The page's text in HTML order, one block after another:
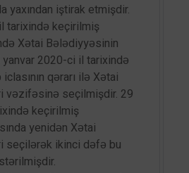
yaxından iştirak etmişdir.
tarixində keçirilmiş
Xətai Bələdiyyəsinin
2020-ci il tarixində
qərarı ilə Xətai
vəzifəsinə seçilmişdir. 29
keçirilmiş
yenidən Xətai
seçilərək ikinci dəfə bu